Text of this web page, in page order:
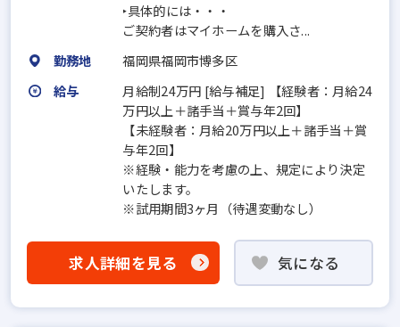
‣具体的には・・・
ご契約者はマイホームを購入さ...
勤務地
福岡県福岡市博多区
給与
月給制24万円 [給与補足] 【経験者：月給24
万円以上＋諸手当＋賞与年2回】
【未経験者：月給20万円以上＋諸手当＋賞
与年2回】
※経験・能力を考慮の上、規定により決定
いたします。
※試用期間3ヶ月（待遇変動なし）
求人詳細を見る 気になる